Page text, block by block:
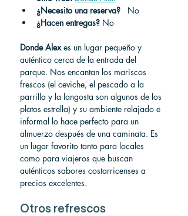
¿Necesito una reserva?
No
¿Hacen entregas? No
Donde Alex es un lugar pequeño y
auténtico cerca de la entrada del
parque. Nos encantan los mariscos
frescos (el ceviche, el pescado a la
parrilla y la langosta son algunos de los
platos estrella) y su ambiente relajado e
informal lo hace perfecto para un
almuerzo después de una caminata. Es
un lugar favorito tanto para locales
como para viajeros que buscan
auténticos sabores costarricenses a
precios excelentes.
Otros refrescos